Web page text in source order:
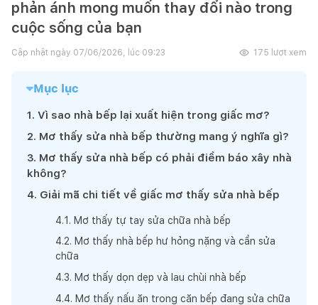
phản ánh mong muốn thay đổi nào trong
cuộc sống của bạn
Cập nhật ngày 07/06/2026, lúc 09:23 175 lượt xem
Mục lục
1. Vì sao nhà bếp lại xuất hiện trong giấc mơ?
2. Mơ thấy sửa nhà bếp thường mang ý nghĩa gì?
3. Mơ thấy sửa nhà bếp có phải điềm báo xây nhà
không?
4. Giải mã chi tiết về giấc mơ thấy sửa nhà bếp
4.1 . Mơ thấy tự tay sửa chữa nhà bếp
4.2. Mơ thấy nhà bếp hư hỏng nặng và cần sửa
chữa
4.3. Mơ thấy dọn dẹp và lau chùi nhà bếp
4.4. Mơ thấy nấu ăn trong căn bếp đang sửa chữa